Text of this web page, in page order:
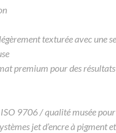
texturée avec une
premium pour des
9706 / qualité musée
jet d’encre à pigment